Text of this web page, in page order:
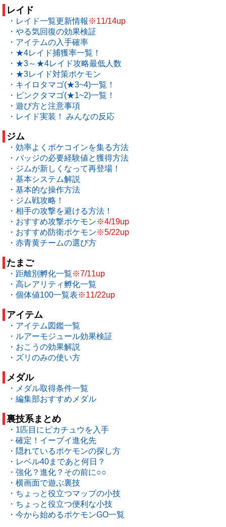
レイド
・レイド一覧更新情報 ※11/14up
・やる気回復の効果検証
・アイテムの入手確率
・★4レイド捕獲率一覧！
・★3～★4レイド攻略最低人数
・★3レイド対策ポケモン
・キイロタマゴ(★3~4)一覧！
・ピンクタマゴ(★1~2)一覧！
・遊び方と注意事項
・レイド実装！ みんなの反応
ジム
・効率よくポケコインを集る方法
・バッジの必要経験値と獲得方法
・ジムが新しくなって再登場！
・基本システム解説
・基本的な操作方法
・ジム戦攻略！
・相手の攻撃を避ける方法！
・おすすめ攻撃ポケモン※4/19up
・おすすめ防衛ポケモン※5/22up
・赤青黄チームの選び方
たまご
・距離別孵化一覧※7/11up
・高レアリティ孵化一覧
・個体値100一覧表※11/22up
アイテム
・アイテム図鑑一覧
・ルアーモジュール効果検証
・おこうの効果解説
・ズリのみの使い方
メダル
・メダル取得条件一覧
・編集部おすすめメダル
裏技系まとめ
・1匹目にピカチュウを入手
・確定！イーブイ進化先
・隠れているポケモンの探し方
・レベル40まであと何日？
・強化？進化？その前に○○
・横画面で遊ぶ裏技
・ちょっと役立つマップの小技
・ちょっと役立つ便利な小技
・今から始めるポケモンGO一覧